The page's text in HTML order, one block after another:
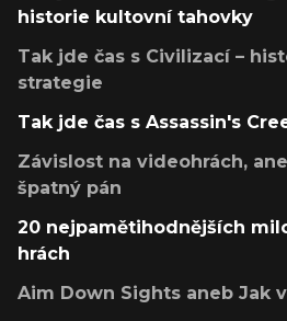
historie kultovní tahovky
Tak jde čas s Civilizací –
strategie
Tak jde čas s Assassin's
Závislost na videohrách,
špatný pán
20 nejpamětihodnějších
hrách
Aim Down Sights aneb Jak